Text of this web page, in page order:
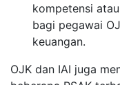
kompetensi
bagi pegawai
keuangan.
OJK dan IAI juga